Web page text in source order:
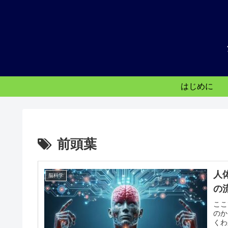
はじめに
前頭葉
脳科学
人
の
こ
の
く